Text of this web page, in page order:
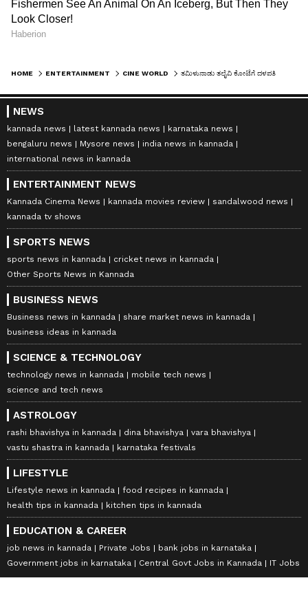
HOME ENTERTAINMENT CINE WORLD
NEWS
kannada news latest kannada news
karnataka news
bengaluru news
Mysore news
india news in kannada
international news in kannada
ENTERTAINMENT NEWS
Kannada Cinema News kannada movies review
sandalwood news
kannada tv shows
SPORTS NEWS
sports news in kannada
cricket news in kannada
Other Sports News in Kannada
BUSINESS NEWS
Business news in kannada
share market news in kannada
business ideas in kannada
SCIENCE & TECHNOLOGY
technology news in kannada
mobile tech news
science and tech news
ASTROLOGY
rashi bhavishya in kannada dina bhavishya
vara bhavishya
vastu shastra in kannada
karnataka festivals
LIFESTYLE
Lifestyle news in kannada
food recipes in kannada
health tips in kannada
kitchen tips in kannada
EDUCATION & CAREER
job news in kannada Private Jobs
bank jobs in karnataka
Government jobs in karnataka
Central Govt Jobs in Kannada IT Jobs